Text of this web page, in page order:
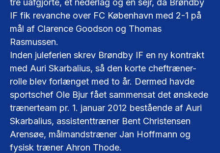
tre uafgjorte, et nederlag og en sejr, da Brøndby
IF fik revanche over FC København med 2-1 på
mål af Clarence Goodson og Thomas
Rasmussen.
Inden juleferien skrev Brøndby IF en ny kontrakt
med Auri Skarbalius, så den korte cheftræner-
rolle blev forlænget med to år. Dermed havde
sportschef Ole Bjur fået sammensat det ønskede
trænerteam pr. 1. januar 2012 bestående af Auri
Skarbalius, assistenttræner Bent Christensen
Arensøe, målmandstræner Jan Hoffmann og
fysisk træner Ahron Thode.